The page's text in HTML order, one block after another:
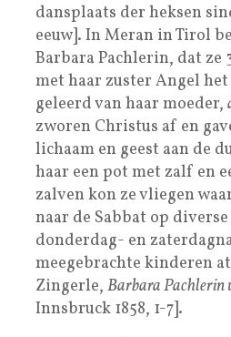
dansplaats der heksen
eeuw]. In Meran in Tirol
Barbara Pachlerin, dat ze
met haar zuster Angel
geleerd van haar moeder,
zworen Christus af en
lichaam en geest aan de
haar een pot met zalf en
zalven kon ze vliegen
naar de Sabbat op
donderdag- en
meegebrachte kinderen
Zingerle, Barbara Pachlerin
Innsbruck 1858, 1-7].